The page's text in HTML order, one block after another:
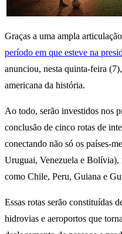
Graças a uma ampla
período em que esteve na
anunciou, nesta quinta-feira
americana da história.
Ao todo, serão investidos nos
conclusão de cinco rotas de
conectando não só os países-
Uruguai, Venezuela e Bolívia),
como Chile, Peru, Guiana e
Essas rotas serão constituídas
hidrovias e aeroportos que